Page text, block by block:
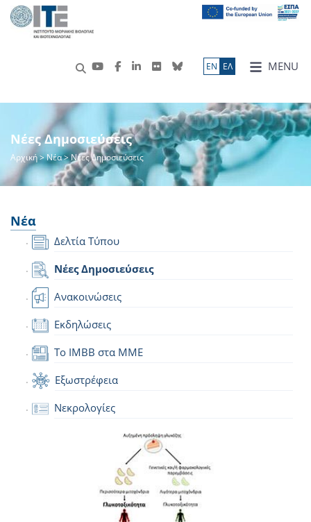
MENU
ΕN ΕΛ
Νέες Δημοσιεύσεις
Αρχική>Νέα> Νέες Δημοσιεύσεις
Νέα
Δελτία Τύπου
Νέες Δημοσιεύσεις
Ανακοινώσεις
Εκδηλώσεις
Το IMBB στα ΜΜΕ
Εξωστρέφεια
Νεκρολογίες